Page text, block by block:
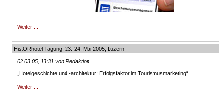
Weiter ...
HistORhotel-Tagung: 23.-24. Mai 2005, Luzern
02.03.05, 13:31 von Redaktion
„Hotelgeschichte und -architektur: Erfolgsfaktor im Tourismusmarketing“
Weiter ...